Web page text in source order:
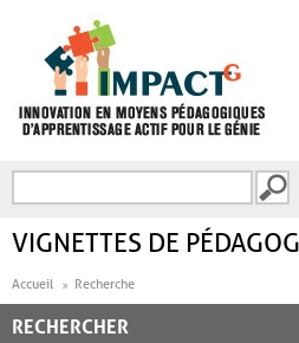
FORMULAIRE DE
VIGNETTES DE
Accueil Recherche
RECHERCHER